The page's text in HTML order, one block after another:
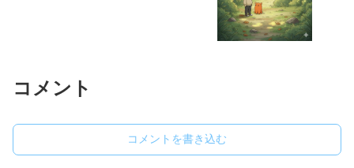
コメント
コメントを書き込む